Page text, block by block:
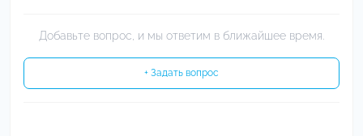
Добавьте вопрос, и мы ответим в ближайшее время.
+ Задать вопрос